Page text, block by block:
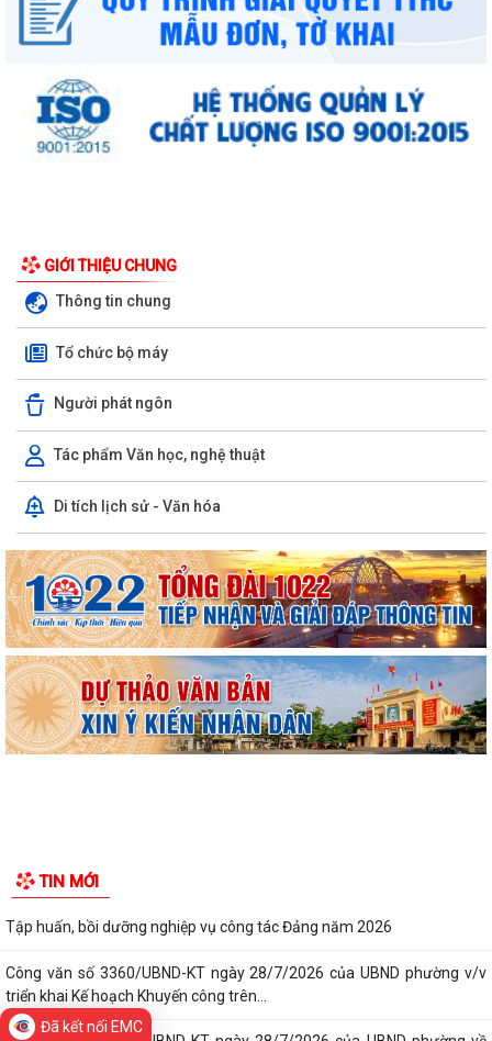
GIỚI THIỆU CHUNG
Thông tin chung
Tổ chức bộ máy
Người phát ngôn
Tác phẩm Văn học, nghệ thuật
Di tích lịch sử - Văn hóa
TIN MỚI
Công văn số: 3386/UBND-KT về viêc công khai Quyết định số
2558/QĐ-UBND ngày 02/7/2026 của Ủy ban...
Các chí lãnh đạo Đảng ủy, HĐND, UBND phường Kiến An và Công đoàn
phường dâng hương tưởng niệm đồng...
Công văn số 3385/UBND-KT ngày 29/7/2026 của UBND phường v/v
Nghị quyết số 23/2026/NQ-HĐND ngày 28/7/2026 của Hội đồng nhân
dân thành phố Hải Phòng Quy định mức...
Kế hoạch số 274/KH-UBND ngày 30/7/2026 của UBND phường về thực
hiện Nghị quyết số 01/2026/NQ-HĐND,...
653 hoàn thành xuất sắc nhiệm vụ...
Ban vận động thành lập Hội Doanh nghiệp họp chuẩn bị công tác tổ
chức Đại hội thành lập Hội Doanh...
Hội nghị tập huấn triển khai thủ tục hành chính của Đảng trên môi
trường điện tử, giai đoạn 2
UBND phường tiếp ông Phạm Văn Hành – Khu Chung cư Bắc Sơn
Phường Kiến An tham dự Hội nghị báo cáo viên tháng 7
QUYẾT ĐỊNH Về việc công bố Danh mục thủ tục hành chính mới ban
hành, bị bãi bỏ thuộc phạm vi chức...
của Ủy ban nhân dân thành phố...
Tập huấn, bồi dưỡng nghiệp vụ công tác Đảng năm 2026
Công văn số 3360/UBND-KT ngày 28/7/2026 của UBND phường v/v
triển khai Kế hoạch Khuyến công trên...
Đã kết nối EMC